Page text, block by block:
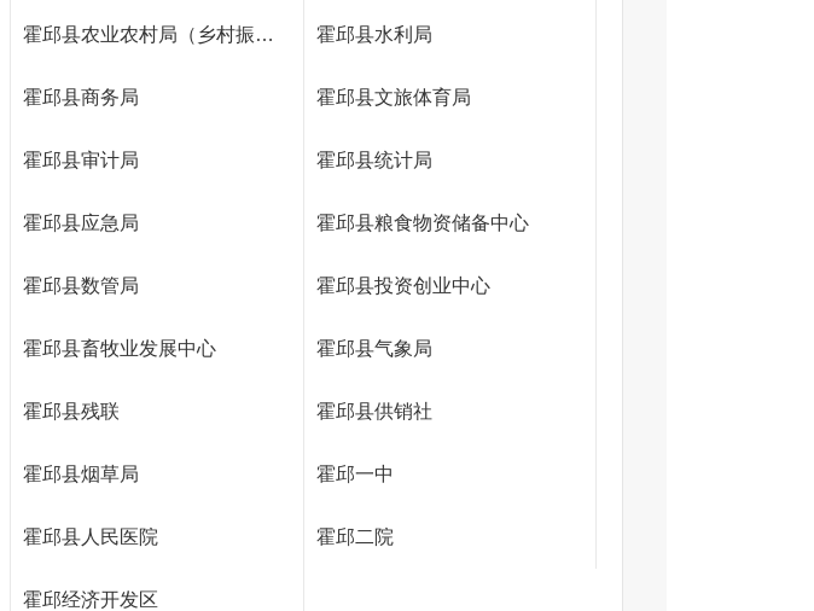
霍邱县农业农村局（乡村振兴局） 霍邱县水利局
霍邱县商务局 霍邱县文旅体育局
霍邱县审计局 霍邱县统计局
霍邱县应急局 霍邱县粮食物资储备中心
霍邱县数管局 霍邱县投资创业中心
霍邱县畜牧业发展中心 霍邱县气象局
霍邱县残联 霍邱县供销社
霍邱县烟草局 霍邱一中
霍邱县人民医院 霍邱二院
霍邱经济开发区